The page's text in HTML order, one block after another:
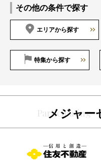
その他の条件で探す
エリアから探す
特集から探す
メジャー